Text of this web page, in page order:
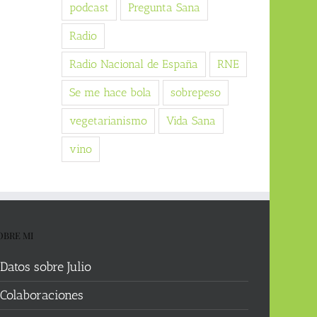
podcast Pregunta Sana
Radio
Radio Nacional de España RNE
Se me hace bola sobrepeso
vegetarianismo Vida Sana
vino
MI
Datos sobre Julio
Colaboraciones